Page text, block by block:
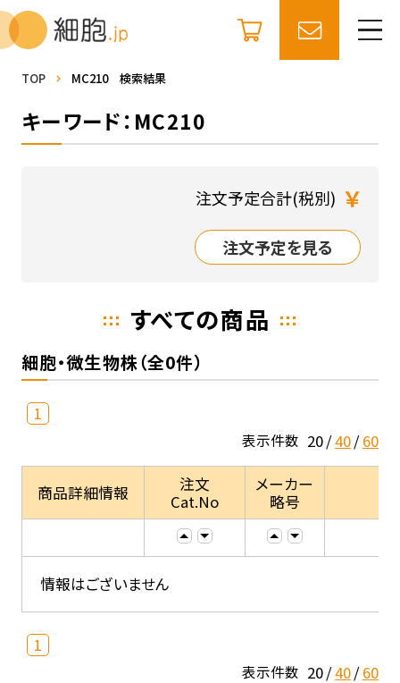
TOP MC210 検索結果
キーワード：MC210
注文予定合計(税別) ￥
注文予定を見る
すべての商品
細胞・微生物株（全0件）
1
表示件数 20 40 60
商品詳細情報
注文
Cat.No
メーカー
略号
情報はございません
1
表示件数 20 40 60